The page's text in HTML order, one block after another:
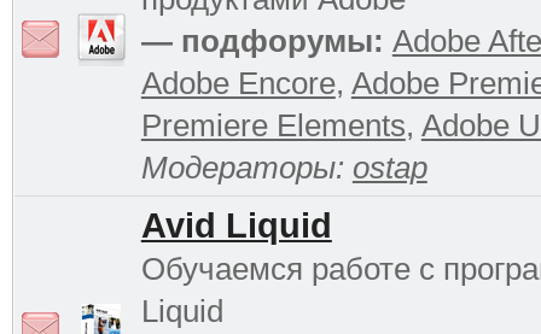
— подфорумы: Adobe
Adobe Encore, Adobe
Premiere Elements, Adobe
Модераторы: ostap
Avid Liquid
Обучаемся работе с
Liquid